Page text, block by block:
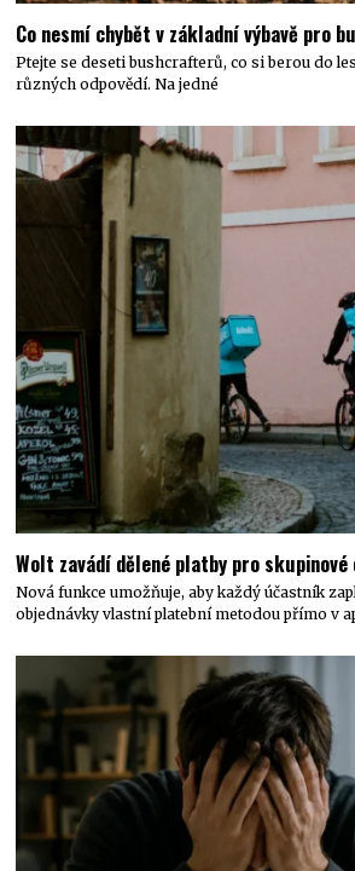
Co nesmí chybět v základní výbavě pro
Ptejte se deseti bushcrafterů, co si berou do
různých odpovědí. Na jedné
Wolt zavádí dělené platby pro skupinové
Nová funkce umožňuje, aby každý účastník
objednávky vlastní platební metodou přímo v